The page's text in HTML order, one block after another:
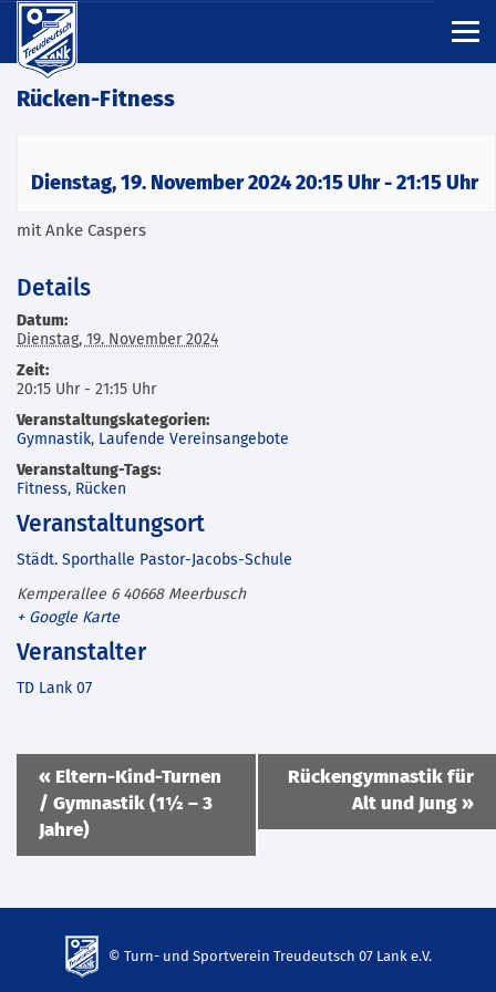
Rücken-Fitness
Dienstag, 19. November 2024 20:15 Uhr- 21:15 Uhr
mit Anke Caspers
Details
Datum:
Dienstag, 19. November 2024
Zeit:
20:15 Uhr - 21:15 Uhr
Veranstaltungskategorien:
Gymnastik, Laufende Vereinsangebote
Veranstaltung-Tags:
Fitness, Rücken
Veranstaltungsort
Städt. Sporthalle Pastor-Jacobs-Schule
Kemperallee 6 40668 Meerbusch
+ Google Karte
Veranstalter
TD Lank 07
Veranstaltung
Navigation
« Eltern-Kind-Turnen
/ Gymnastik (1½ – 3
Jahre)
Rückengymnastik für
Alt und Jung »
© Turn- und Sportverein Treudeutsch 07 Lank e.V.